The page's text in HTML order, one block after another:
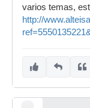
varios temas,
http://